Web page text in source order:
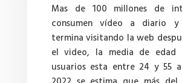
Mas de 100 millones de
consumen vídeo a diario
termina visitando la web
el video, la media de edad
usuarios esta entre 24 y 55